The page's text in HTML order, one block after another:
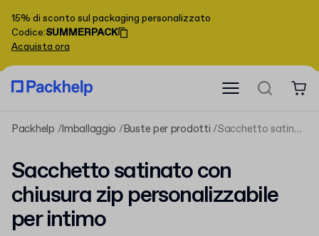
15% di sconto sul packaging personalizzato
Codice:SUMMERPACK
Acquista ora
Packhelp Imballaggio Buste per prodotti Sacchetto satinato con chiusura zip personalizzabile per intimo
Sacchetto satinato con
chiusura zip personalizzabile
per intimo